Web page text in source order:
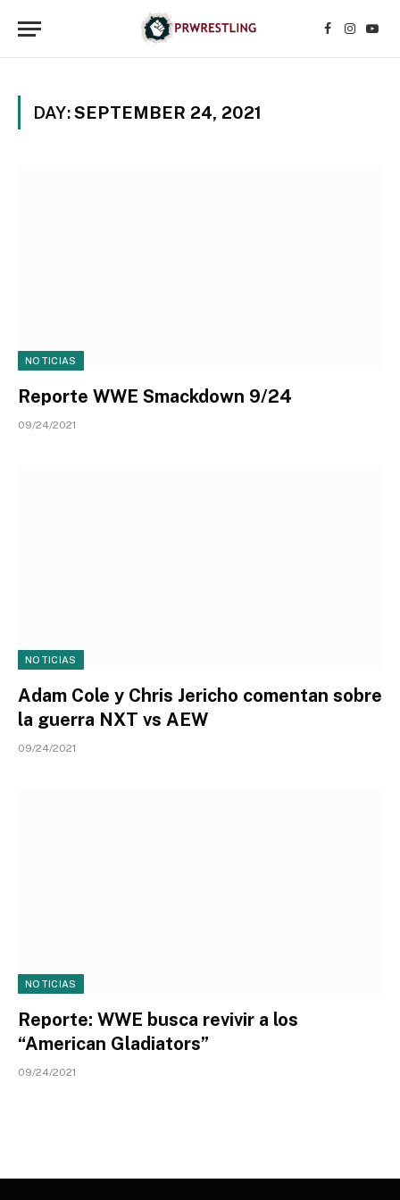
Facebook
DAY:SEPTEMBER 24, 2021
NOTICIAS
Reporte WWE Smackdown 9/24
09/24/2021
NOTICIAS
Adam Cole y Chris Jericho comentan sobre
la guerra NXT vs AEW
09/24/2021
NOTICIAS
Reporte: WWE busca revivir a los
“American Gladiators”
09/24/2021